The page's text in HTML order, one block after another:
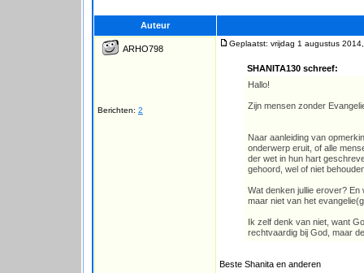
Auteur
ARHO798
Berichten: 2
Geplaatst: vrijdag 1 augustus
SHANITA130 schreef:
Hallo!
Zijn mensen zonder
Naar aanleiding van
onderwerp eruit, of alle
der wet in hun hart
gehoord, wel of niet
Wat denken jullie erover?
maar niet van het
Ik zelf denk van niet, want
rechtvaardig bij God, maar
Beste Shanita en anderen